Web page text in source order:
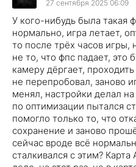
27 сентября 2025 06:09
У кого-нибудь была такая
нормально, игра летает,
то после трёх часов
не то, что фпс падает,
камеру дёргает,
не перепробовал, заново
менял, настройки делал
по оптимизации пытался
помогло только то, что
сохранение и заново
сейчас вроде всё
сталкивался с этим?